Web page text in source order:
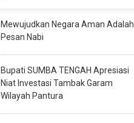
Mewujudkan Negara Aman Adalah
Pesan Nabi
Bupati SUMBA TENGAH Apresiasi
Niat Investasi Tambak Garam
Wilayah Pantura